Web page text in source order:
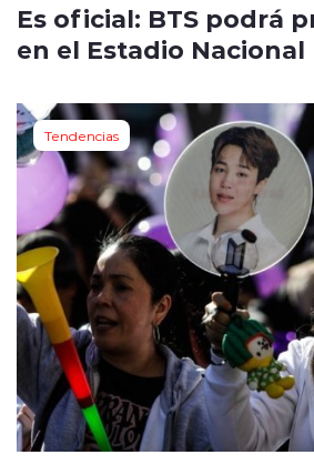
Es oficial: BTS podrá
en el Estadio Nacional
Tendencias